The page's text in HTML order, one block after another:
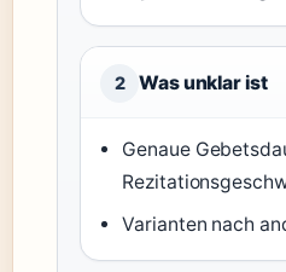
2 Was unklar ist
Genaue
Varianten nach